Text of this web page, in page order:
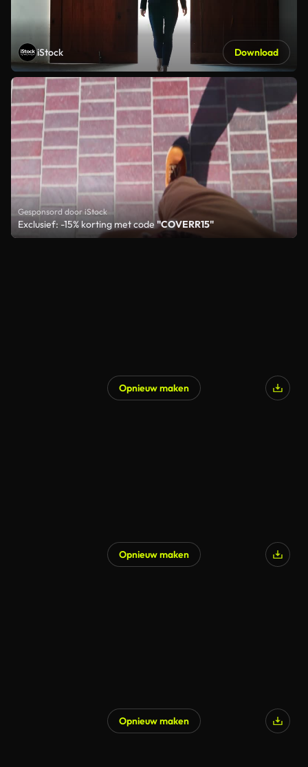
iStock Download
Gesponsord door iStock
Exclusief: -15% korting met code"COVERR15"
Opnieuw maken
Opnieuw maken
Opnieuw maken